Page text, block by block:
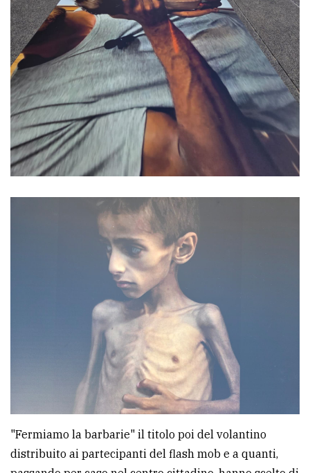
"Fermiamo la barbarie" il titolo poi del volantino
distribuito ai partecipanti del flash mob e a quanti,